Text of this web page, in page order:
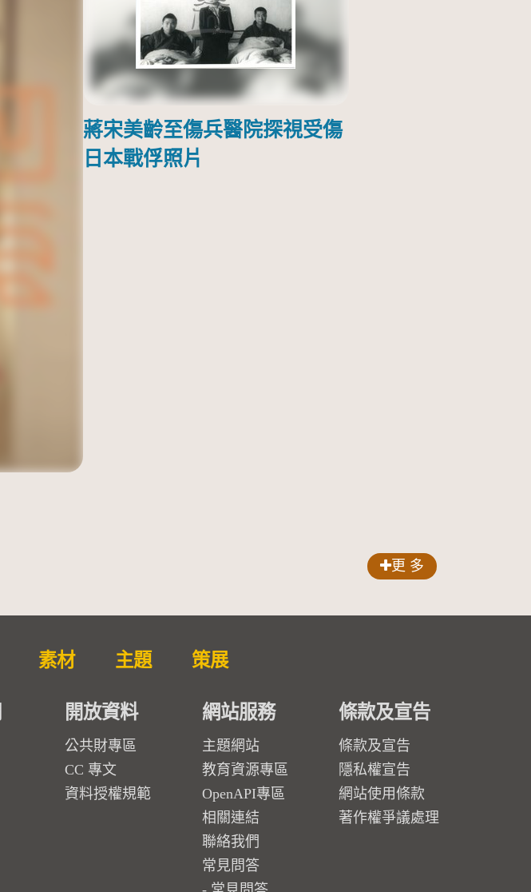
蔣宋美齡至傷兵醫院探視受傷
日本戰俘照片
更 多
素材 主題 策展
開放資料
公共財專區
CC 專文
資料授權規範
網站服務
主題網站
教育資源專區
OpenAPI專區
相關連結
聯絡我們
常見問答
條款及宣告
條款及宣告
隱私權宣告
網站使用條款
著作權爭議處理